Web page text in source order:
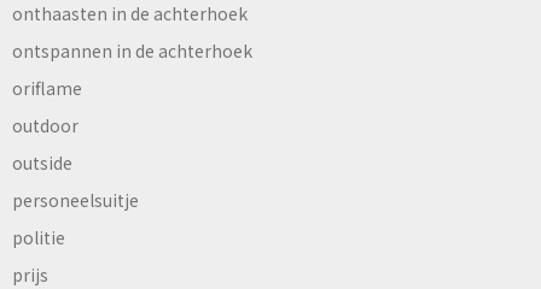
onthaasten in de achterhoek
ontspannen in de achterhoek
oriflame
outdoor
outside
personeelsuitje
politie
prijs